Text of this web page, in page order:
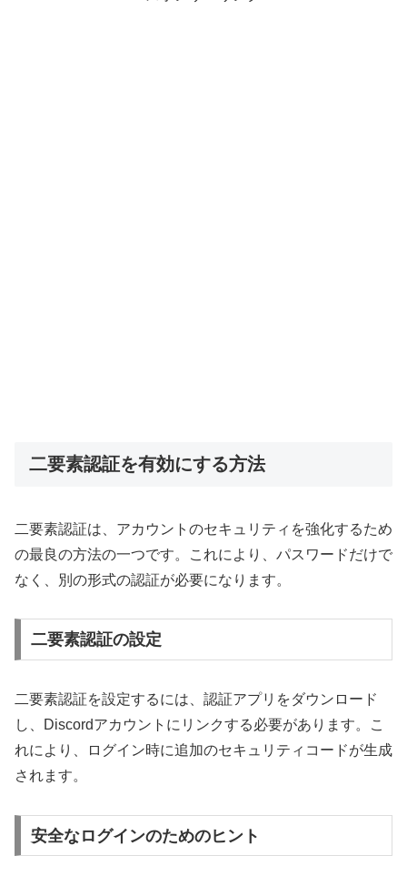
二要素認証を有効にする方法
二要素認証は、アカウントのセキュリティを強化するため
の最良の方法の一つです。これにより、パスワードだけで
なく、別の形式の認証が必要になります。
二要素認証の設定
二要素認証を設定するには、認証アプリをダウンロード
し、Discordアカウントにリンクする必要があります。こ
れにより、ログイン時に追加のセキュリティコードが生成
されます。
安全なログインのためのヒント